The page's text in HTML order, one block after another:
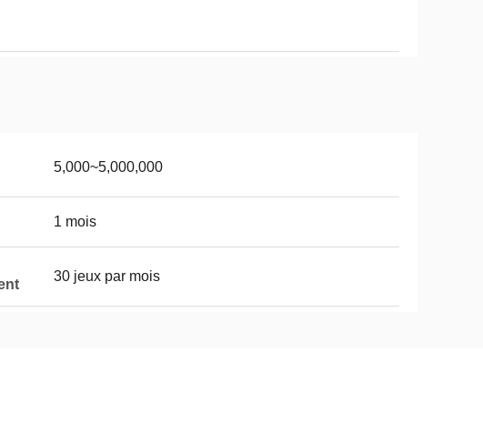
5,000~5,000,000
1 mois
30 jeux par mois